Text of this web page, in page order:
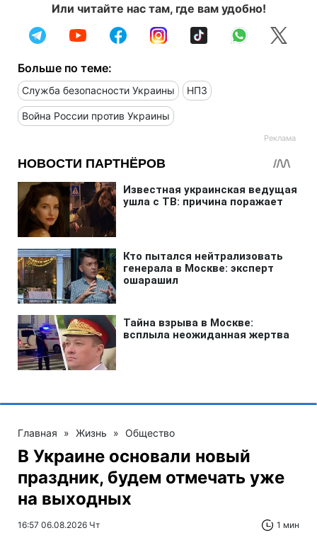
Или читайте нас там, где вам удобно!
Больше по теме:
Служба безопасности Украины НПЗ
Война России против Украины
Главная » Жизнь » Общество
В Украине основали новый
праздник, будем отмечать уже
на выходных
16:57 06.08.2026 Чт 1 мин